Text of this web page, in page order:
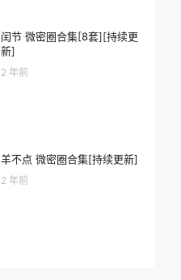
闰节 微密圈合集[8套][持续更
新]
2 年前
羊不点 微密圈合集[持续更新]
2 年前